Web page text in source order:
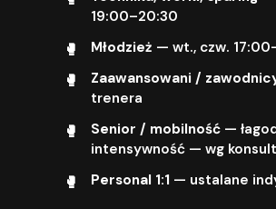
19:00–20:30
Młodzież — wt., czw.
Zaawansowani /
trenera
Senior / mobilność—
intensywność — wg
Personal 1:1 — ustalane